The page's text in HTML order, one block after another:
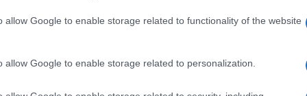
allow Google to enable storage related to functionality of the website
allow Google to enable storage related to personalization.
systemów bezpieczeństwa, które
tego samochodu.
-konny silnik, który spięto z
Ma to zapewnić zasięg na jednym